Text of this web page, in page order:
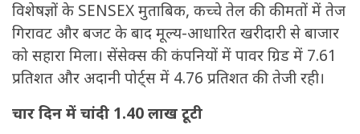
विशेषज्ञों के SENSEX मुताबिक, कच्चे तेल की कीमतों में तेज
गिरावट और बजट के बाद मूल्य-आधारित खरीदारी से बाजार
को सहारा मिला। सेंसेक्स की कंपनियों में पावर ग्रिड में 7.61
प्रतिशत और अदानी पोर्ट्स में 4.76 प्रतिशत की तेजी रही।
चार दिन में चांदी 1.40 लाख टूटी